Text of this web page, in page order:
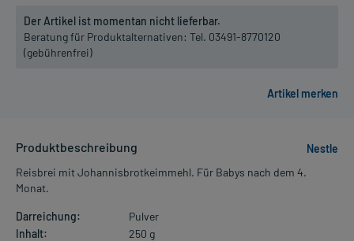
Der Artikel ist momentan nicht lieferbar.
Beratung für Produktalternativen: Tel. 03491-8770120
(gebührenfrei)
Produktbeschreibung
Nestle
Reisbrei mit Johannisbrotkeimmehl. Für Babys nach dem 4.
Monat.
Darreichung:
Pulver
Inhalt:
250 g